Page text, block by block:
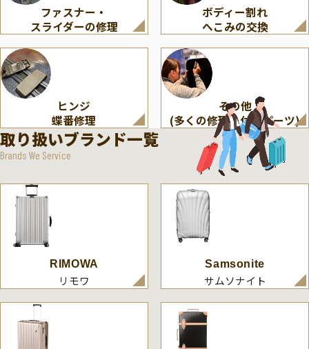
ファスナー・
スライダーの修理
ボディー割れ
へこみの交換
ヒンジ
蝶番修理
その他
(多くの修理・付属パーツ)
取り扱いブランド一覧
Brands We Service
RIMOWA
リモワ
Samsonite
サムソナイト